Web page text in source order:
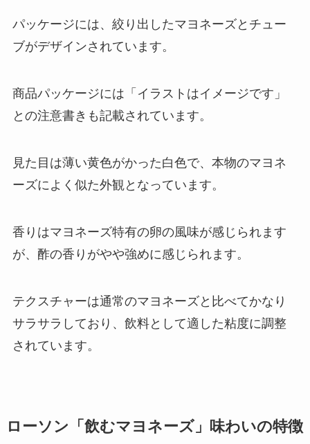
パッケージには、絞り出したマヨネーズとチュー
ブがデザインされています。
商品パッケージには「イラストはイメージです」
との注意書きも記載されています。
見た目は薄い黄色がかった白色で、本物のマヨネ
ーズによく似た外観となっています。
香りはマヨネーズ特有の卵の風味が感じられます
が、酢の香りがやや強めに感じられます。
テクスチャーは通常のマヨネーズと比べてかなり
サラサラしており、飲料として適した粘度に調整
されています。
ローソン「飲むマヨネーズ」味わいの特徴